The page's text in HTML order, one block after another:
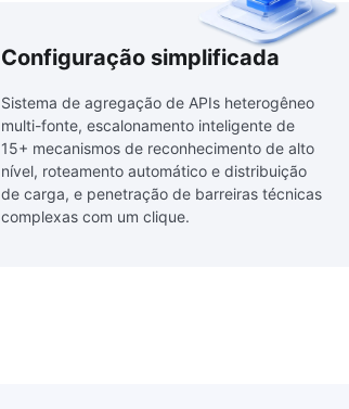
Configuração simplificada
Sistema de agregação de APIs heterogêneo
multi-fonte, escalonamento inteligente de
15+ mecanismos de reconhecimento de alto
nível, roteamento automático e distribuição
de carga, e penetração de barreiras técnicas
complexas com um clique.